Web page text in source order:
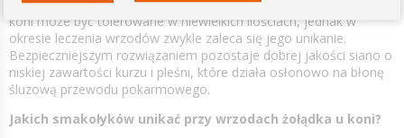
fermentacji, które mogą podrażniać ściany żołądka. U niektórych
koni może być tolerowane w niewielkich ilościach, jednak w
okresie leczenia wrzodów zwykle zaleca się jego unikanie.
Bezpieczniejszym rozwiązaniem pozostaje dobrej jakości siano o
niskiej zawartości kurzu i pleśni, które działa osłonowo na błonę
śluzową przewodu pokarmowego.
Jakich smakołyków unikać przy wrzodach żołądka u koni?